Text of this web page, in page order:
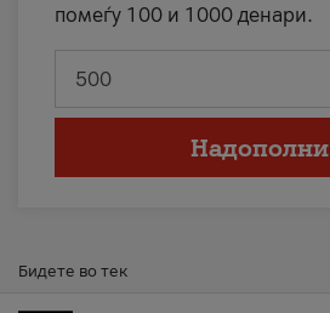
помеѓу 100 и 1000 денари.
Надополни
Бидете во тек